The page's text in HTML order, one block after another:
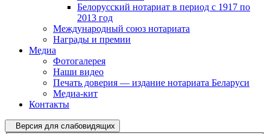
Белорусский нотариат в период с 1917 по
2013 год
Международный союз нотариата
Награды и премии
Медиа
Фотогалерея
Наши видео
Печать доверия — издание нотариата Беларуси
Медиа-кит
Контакты
Версия для слабовидящих